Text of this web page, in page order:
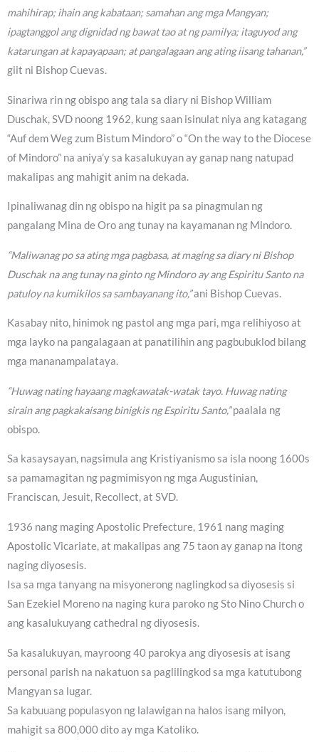
mahihirap; ihain ang kabataan; samahan ang mga Mangyan;
ipagtanggol ang dignidad ng bawat tao at ng pamilya; itaguyod ang
katarungan at kapayapaan; at pangalagaan ang ating iisang tahanan,”
giit ni Bishop Cuevas.
Sinariwa rin ng obispo ang tala sa diary ni Bishop William
Duschak, SVD noong 1962, kung saan isinulat niya ang katagang
“Auf dem Weg zum Bistum Mindoro” o “On the way to the Diocese
of Mindoro” na aniya’y sa kasalukuyan ay ganap nang natupad
makalipas ang mahigit anim na dekada.
Ipinaliwanag din ng obispo na higit pa sa pinagmulan ng
pangalang Mina de Oro ang tunay na kayamanan ng Mindoro.
“Maliwanag po sa ating mga pagbasa, at maging sa diary ni Bishop
Duschak na ang tunay na ginto ng Mindoro ay ang Espiritu Santo na
patuloy na kumikilos sa sambayanang ito,”ani Bishop Cuevas.
Kasabay nito, hinimok ng pastol ang mga pari, mga relihiyoso at
mga layko na pangalagaan at panatilihin ang pagbubuklod bilang
mga mananampalataya.
“Huwag nating hayaang magkawatak-watak tayo. Huwag nating
sirain ang pagkakaisang binigkis ng Espiritu Santo,”paalala ng
obispo.
Sa kasaysayan, nagsimula ang Kristiyanismo sa isla noong 1600s
sa pamamagitan ng pagmimisyon ng mga Augustinian,
Franciscan, Jesuit, Recollect, at SVD.
1936 nang maging Apostolic Prefecture, 1961 nang maging
Apostolic Vicariate, at makalipas ang 75 taon ay ganap na itong
naging diyosesis.
Isa sa mga tanyang na misyonerong naglingkod sa diyosesis si
San Ezekiel Moreno na naging kura paroko ng Sto Nino Church o
ang kasalukuyang cathedral ng diyosesis.
Sa kasalukuyan, mayroong 40 parokya ang diyosesis at isang
personal parish na nakatuon sa paglilingkod sa mga katutubong
Mangyan sa lugar.
Sa kabuuang populasyon ng lalawigan na halos isang milyon,
mahigit sa 800,000 dito ay mga Katoliko.